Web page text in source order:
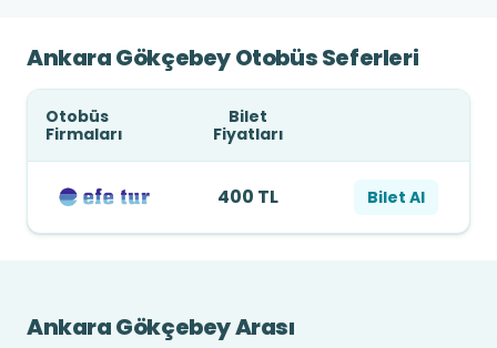
Ankara Gökçebey Otobüs Seferleri
Otobüs
Firmaları
Bilet
Fiyatları
400 TL Bilet Al
Ankara Gökçebey Arası